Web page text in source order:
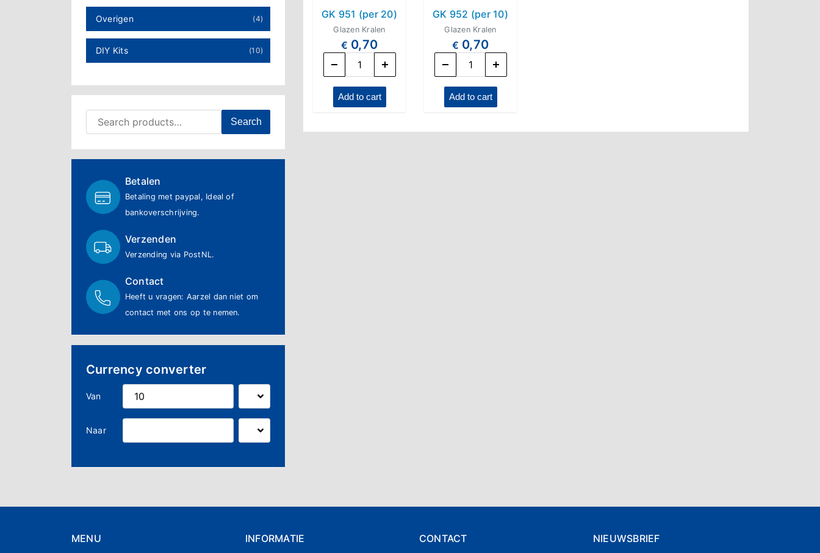
GK 951 (per 20)
Glazen Kralen
€ 0,70
GK 951 (per 20) quantity
Add to cart
GK 952 (per 10)
Glazen Kralen
€ 0,70
GK 952 (per 10) quantity
Add to cart
Overigen (4)
DIY Kits (10)
Search for: Search
Betalen
Betaling met paypal, Ideal of
bankoverschrijving.
Verzenden
Verzending via PostNL.
Contact
Heeft u vragen: Aarzel dan niet om
contact met ons op te nemen.
Currency converter
Van
Naar
MENU INFORMATIE CONTACT NIEUWSBRIEF